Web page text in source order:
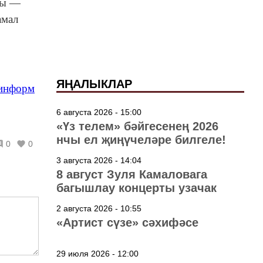
—
0 0
ЯҢАЛЫКЛАР
6 августа 2026 - 15:00
«Үз телем» бәйгесенең 2026
нчы ел җиңүчеләре билгеле!
3 августа 2026 - 14:04
8 август Зуля Камаловага
багышлау концерты узачак
2 августа 2026 - 10:55
«Артист сүзе» сәхифәсе
29 июля 2026 - 12:00